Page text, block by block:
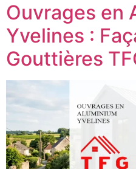
Ouvrages en
Yvelines :
Gouttières